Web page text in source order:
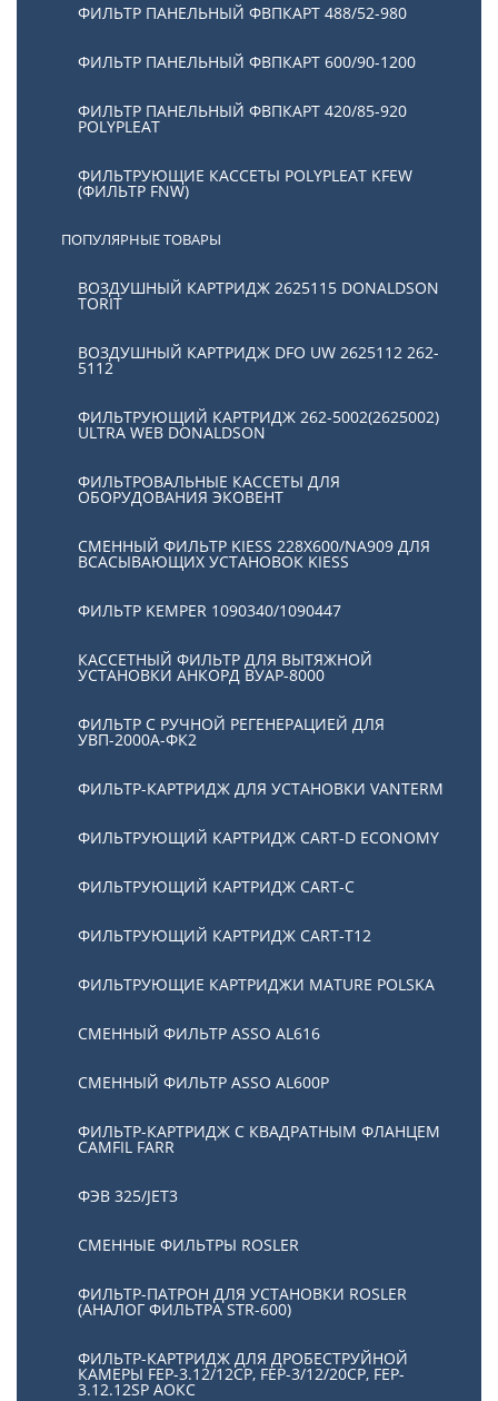
ФИЛЬТР ПАНЕЛЬНЫЙ ФВПКАРТ 488/52-980
ФИЛЬТР ПАНЕЛЬНЫЙ ФВПКАРТ 600/90-1200
ФИЛЬТР ПАНЕЛЬНЫЙ ФВПКАРТ 420/85-920
POLYPLEAT
ФИЛЬТРУЮЩИЕ КАССЕТЫ POLYPLEAT KFEW
(ФИЛЬТР FNW)
ПОПУЛЯРНЫЕ ТОВАРЫ
ВОЗДУШНЫЙ КАРТРИДЖ 2625115 DONALDSON
TORIT
ВОЗДУШНЫЙ КАРТРИДЖ DFO UW 2625112 262-
5112
ФИЛЬТРУЮЩИЙ КАРТРИДЖ 262-5002(2625002)
ULTRA WEB DONALDSON
ФИЛЬТРОВАЛЬНЫЕ КАССЕТЫ ДЛЯ
ОБОРУДОВАНИЯ ЭКОВЕНТ
СМЕННЫЙ ФИЛЬТР KIESS 228Х600/NA909 ДЛЯ
ВСАСЫВАЮЩИХ УСТАНОВОК KIESS
ФИЛЬТР KEMPER 1090340/1090447
КАССЕТНЫЙ ФИЛЬТР ДЛЯ ВЫТЯЖНОЙ
УСТАНОВКИ АНКОРД ВУАР-8000
ФИЛЬТР С РУЧНОЙ РЕГЕНЕРАЦИЕЙ ДЛЯ
УВП-2000А-ФК2
ФИЛЬТР-КАРТРИДЖ ДЛЯ УСТАНОВКИ VANTERM
ФИЛЬТРУЮЩИЙ КАРТРИДЖ CART-D ECONOMY
ФИЛЬТРУЮЩИЙ КАРТРИДЖ CART-C
ФИЛЬТРУЮЩИЙ КАРТРИДЖ CART-T12
ФИЛЬТРУЮЩИЕ КАРТРИДЖИ MATURE POLSKA
СМЕННЫЙ ФИЛЬТР ASSO AL616
СМЕННЫЙ ФИЛЬТР ASSO AL600P
ФИЛЬТР-КАРТРИДЖ С КВАДРАТНЫМ ФЛАНЦЕМ
CAMFIL FARR
ФЭВ 325/JET3
СМЕННЫЕ ФИЛЬТРЫ ROSLER
ФИЛЬТР-ПАТРОН ДЛЯ УСТАНОВКИ ROSLER
(АНАЛОГ ФИЛЬТРА STR-600)
ФИЛЬТР-КАРТРИДЖ ДЛЯ ДРОБЕСТРУЙНОЙ
КАМЕРЫ FEP-3.12/12СР, FEP-3/12/20CP, FEP-
3.12.12SP АОКС